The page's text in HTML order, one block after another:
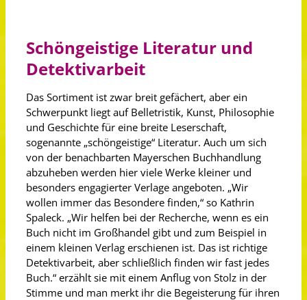
Schöngeistige Literatur und
Detektivarbeit
Das Sortiment ist zwar breit gefächert, aber ein
Schwerpunkt liegt auf Belletristik, Kunst, Philosophie
und Geschichte für eine breite Leserschaft,
sogenannte „schöngeistige“ Literatur. Auch um sich
von der benachbarten Mayerschen Buchhandlung
abzuheben werden hier viele Werke kleiner und
besonders engagierter Verlage angeboten. „Wir
wollen immer das Besondere finden,“ so Kathrin
Spaleck. „Wir helfen bei der Recherche, wenn es ein
Buch nicht im Großhandel gibt und zum Beispiel in
einem kleinen Verlag erschienen ist. Das ist richtige
Detektivarbeit, aber schließlich finden wir fast jedes
Buch.“ erzählt sie mit einem Anflug von Stolz in der
Stimme und man merkt ihr die Begeisterung für ihren